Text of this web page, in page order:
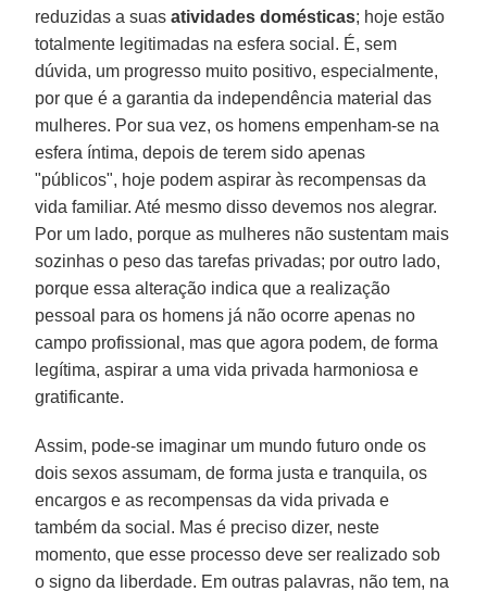
reduzidas a suasatividades domésticas; hoje estão
totalmente legitimadas na esfera social. É, sem
dúvida, um progresso muito positivo, especialmente,
por que é a garantia da independência material das
mulheres. Por sua vez, os homens empenham-se na
esfera íntima, depois de terem sido apenas
"públicos", hoje podem aspirar às recompensas da
vida familiar. Até mesmo disso devemos nos alegrar.
Por um lado, porque as mulheres não sustentam mais
sozinhas o peso das tarefas privadas; por outro lado,
porque essa alteração indica que a realização
pessoal para os homens já não ocorre apenas no
campo profissional, mas que agora podem, de forma
legítima, aspirar a uma vida privada harmoniosa e
gratificante.
Assim, pode-se imaginar um mundo futuro onde os
dois sexos assumam, de forma justa e tranquila, os
encargos e as recompensas da vida privada e
também da social. Mas é preciso dizer, neste
momento, que esse processo deve ser realizado sob
o signo da liberdade. Em outras palavras, não tem, na